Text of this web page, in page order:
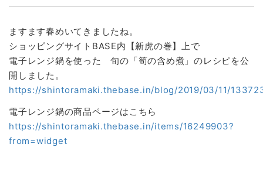
ますます春めいてきましたね。
ショッピングサイトBASE内【新虎の巻】上で
電子レンジ鍋を使った 旬の「筍の含め煮」のレシピを公
開しました。
https://shintoramaki.thebase.in/blog/2019/03/11/
電子レンジ鍋の商品ページはこちら
https://shintoramaki.thebase.in/items/16249903?
from=widget